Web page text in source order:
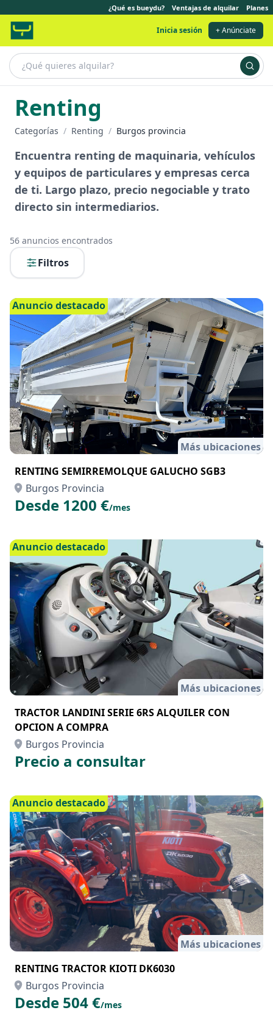
¿Qué es bueydu? Ventajas de alquilar Planes
Inicia sesión + Anúnciate
Renting
Categorías / Renting / Burgos provincia
Encuentra renting de maquinaria, vehículos
y equipos de particulares y empresas cerca
de ti. Largo plazo, precio negociable y trato
directo sin intermediarios.
56 anuncios encontrados
Filtros
Anuncio destacado
Más ubicaciones
RENTING SEMIRREMOLQUE GALUCHO SGB3
Burgos Provincia
Desde 1200 €/mes
Anuncio destacado
Más ubicaciones
TRACTOR LANDINI SERIE 6RS ALQUILER CON
OPCION A COMPRA
Burgos Provincia
Precio a consultar
Anuncio destacado
Más ubicaciones
RENTING TRACTOR KIOTI DK6030
Burgos Provincia
Desde 504 €/mes